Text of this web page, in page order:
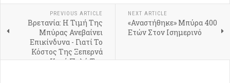
PREVIOUS ARTICLE
Βρετανία: Η Τιμή Της
Μπύρας Ανεβαίνει
Επικίνδυνα - Γιατί Το
Κόστος Της Ξεπερνά
Κατά Πολύ Τον
NEXT ARTICLE
«Αναστήθηκε» Μπύρα 400
Ετών Στον Ισημερινό